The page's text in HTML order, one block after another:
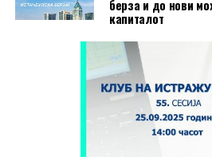
берза и до нови
капиталот